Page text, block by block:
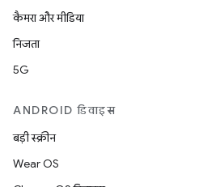
कैमरा और मीडिया
निजता
5G
ANDROID डिवाइस
बड़ी स्क्रीन
Wear OS